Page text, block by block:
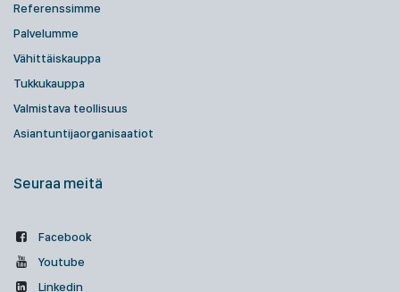
Referenssimme
Palvelumme
Vähittäiskauppa
Tukkukauppa
Valmistava teollisuus
Asiantuntijaorganisaatiot
Seuraa meitä
Facebook
Youtube
Linkedin